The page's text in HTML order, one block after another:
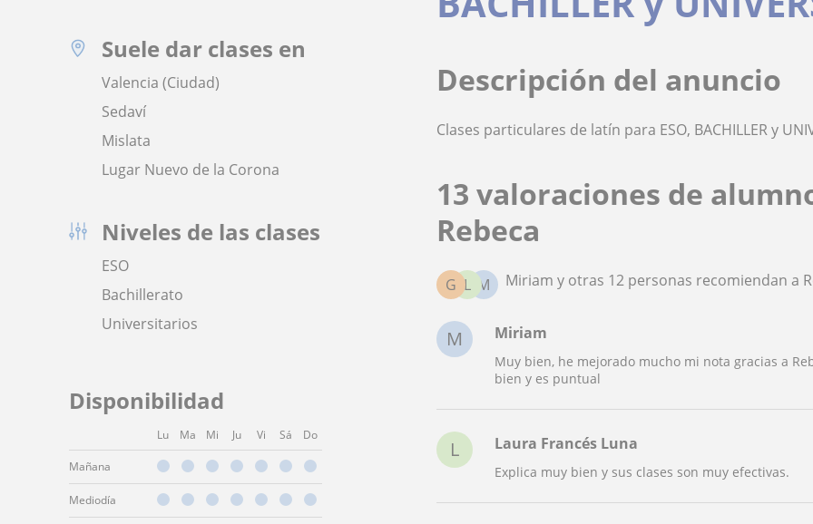
Suele dar clases en
Valencia (Ciudad)
Sedaví
Mislata
Lugar Nuevo de la Corona
Niveles de las clases
ESO
Bachillerato
Universitarios
Disponibilidad
Lu Ma Mi Ju Vi Sá Do
Mañana
Mediodía
Descripción del anuncio
Clases particulares de latín para ESO, BACHILLER y
13 valoraciones de
Rebeca
M
L
G Miriam y otras 12 personas recomiendan a
M Miriam
Muy bien, he mejorado mucho mi nota gracias a
bien y es puntual
L Laura Francés Luna
Explica muy bien y sus clases son muy efectivas.